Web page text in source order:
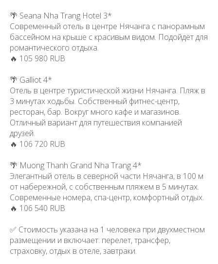
🌴 Seana Nha Trang Hotel 3*
Современный отель в центре Нячанга с панорамным
бассейном на крыше с красивым видом. Подойдёт для
романтического отдыха.
🔥 105 980 RUB
🌴 Galliot 4*
Отель в центре туристической жизни Нячанга. Пляж в
3 минутах ходьбы. Собственный фитнес-центр,
ресторан, бар. Вокруг много кафе и магазинов.
Отличный вариант для путешествия компанией
друзей.
🔥 106 720 RUB
🌴 Muong Thanh Grand Nha Trang 4*
Элегантный отель в северной части Нячанга, в 100 м
от набережной, с собственным пляжем в 5 минутах.
Современные номера, спа-центр, комфортный отдых.
🔥 106 540 RUB
✅ Стоимость указана на 1 человека при двухместном
размещении и включает: перелет, трансфер,
страховку, отдых в отеле, завтраки.